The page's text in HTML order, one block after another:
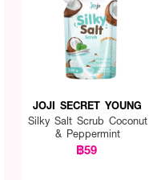
JOJI SECRET YOUNG
Silky Salt Scrub Coconut
& Peppermint
฿59